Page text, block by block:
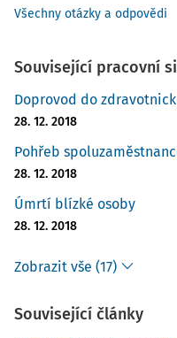
Všechny otázky a odpovědi
Související pracovní
Doprovod do
28. 12. 2018
Pohřeb
28. 12. 2018
Úmrtí blízké osoby
28. 12. 2018
Zobrazit vše (17)
Související články